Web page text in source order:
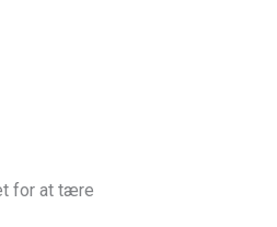
for at tære